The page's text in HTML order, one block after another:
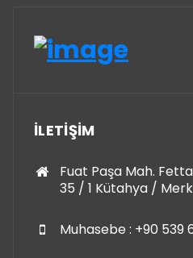
İLETİŞİM
Fuat Paşa Mah.
35 / 1 Kütahya /
Muhasebe : +90 539